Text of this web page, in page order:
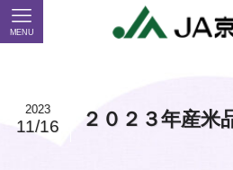
MENU
２０２３年産米
2023
11/16